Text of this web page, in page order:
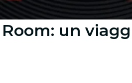
Room: un